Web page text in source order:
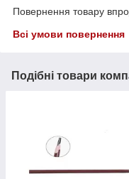
Повернення товару
Всі умови повернення
Подібні товари